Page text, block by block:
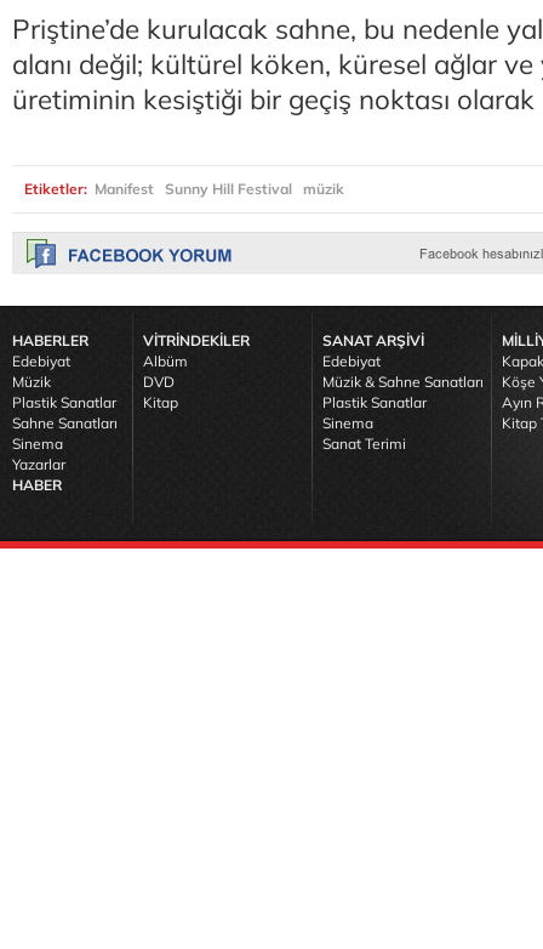
Priştine’de kurulacak sahne, bu nedenle
alanı değil; kültürel köken, küresel ağlar
üretiminin kesiştiği bir geçiş noktası olarak
Etiketler: Manifest Sunny Hill Festival müzik
HABERLER
Edebiyat
Müzik
Plastik Sanatlar
Sahne Sanatları
Sinema
Yazarlar
HABER
VİTRİNDEKİLER
Albüm
DVD
Kitap
SANAT ARŞİVİ
Edebiyat
Müzik & Sahne Sanatları
Plastik Sanatlar
Sinema
Sanat Terimi
Köşe
Ayın
Kitap